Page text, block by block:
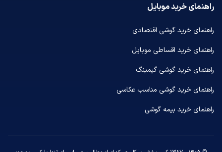
راهنمای خرید موبایل
راهنمای خرید گوشی اقتصادی
راهنمای خرید اقساطی موبایل
راهنمای خرید گوشی گیمینگ
راهنمای خرید گوشی مناسب عکاسی
راهنمای خرید بیمه گوشی